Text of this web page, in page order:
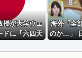
編...
研究したら...
量子エンジ...
い不信と人...
【動画】
【画像】
【画像】
【察し】佐
授が大学ウェ
ドに『六四天
」
海外「全
のか…」
行っ